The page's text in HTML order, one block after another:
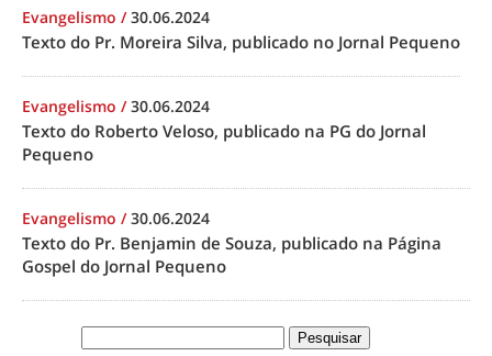
Evangelismo /30.06.2024
Texto do Pr. Moreira Silva, publicado no Jornal Pequeno
Evangelismo /30.06.2024
Texto do Roberto Veloso, publicado na PG do Jornal
Pequeno
Evangelismo /30.06.2024
Texto do Pr. Benjamin de Souza, publicado na Página
Gospel do Jornal Pequeno